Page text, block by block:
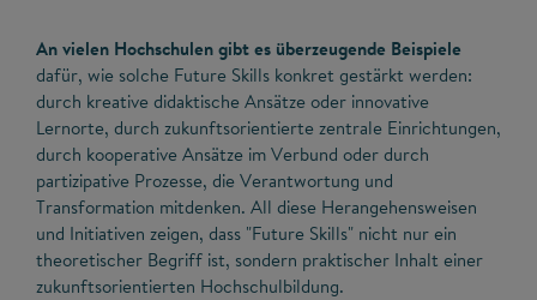
An vielen Hochschulen gibt es überzeugende Beispiele
dafür, wie solche Future Skills konkret gestärkt werden:
durch kreative didaktische Ansätze oder innovative
Lernorte, durch zukunftsorientierte zentrale Einrichtungen,
durch kooperative Ansätze im Verbund oder durch
partizipative Prozesse, die Verantwortung und
Transformation mitdenken. All diese Herangehensweisen
und Initiativen zeigen, dass "Future Skills" nicht nur ein
theoretischer Begriff ist, sondern praktischer Inhalt einer
zukunftsorientierten Hochschulbildung.